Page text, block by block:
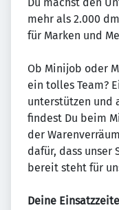
mehr als 2.000
für Marken und
Ob Minijob oder
ein tolles Team?
unterstützen und
findest Du beim
der
dafür, dass unser
bereit steht für
Deine